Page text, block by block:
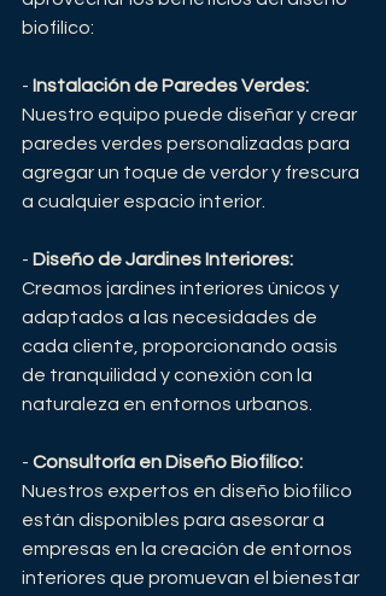
biofilíco:
- Instalación de Paredes Verdes:
Nuestro equipo puede diseñar y crear
paredes verdes personalizadas para
agregar un toque de verdor y frescura
a cualquier espacio interior.
- Diseño de Jardines Interiores:
Creamos jardines interiores únicos y
adaptados a las necesidades de
cada cliente, proporcionando oasis
de tranquilidad y conexión con la
naturaleza en entornos urbanos.
- Consultoría en Diseño Biofilíco:
Nuestros expertos en diseño biofilíco
están disponibles para asesorar a
empresas en la creación de entornos
interiores que promuevan el bienestar